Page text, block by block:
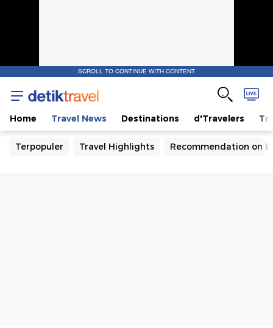
SCROLL TO CONTINUE WITH CONTENT
Home Travel News Destinations d'Travelers
Terpopuler Travel Highlights Recommendation on